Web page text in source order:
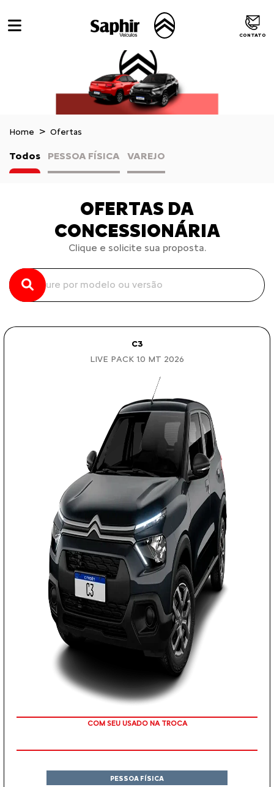
CONTATO
Home Ofertas
Todos PESSOA FÍSICA VAREJO
OFERTAS DA
CONCESSIONÁRIA
Clique e solicite sua proposta.
C3
LIVE PACK 1.0 MT 2026
TAXA 0 %
PESSOA FÍSICA